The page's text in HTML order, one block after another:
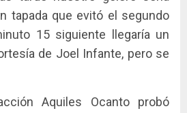
tapada que evitó el segundo
15 siguiente llegaría un
de Joel Infante, pero se
Aquiles Ocanto probó